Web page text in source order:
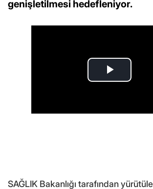
genişletilmesi hedefleniyor.
SAĞLIK Bakanlığı tarafından